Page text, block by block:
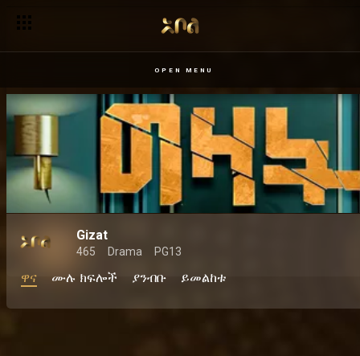
OPEN MENU
Gizat
465 Drama PG13
ዋና ሙሉ ክፍሎች ያንብቡ ይመልከቱ